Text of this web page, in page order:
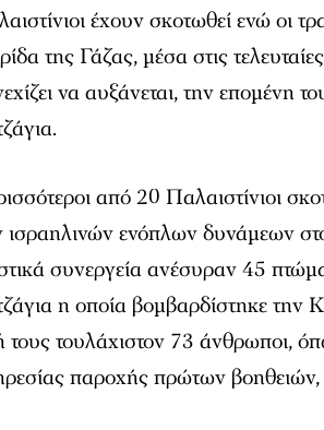
έχουν σκοτωθεί ενώ οι
της Γάζας, μέσα στις
να αυξάνεται, την επομένη
από 20 Παλαιστίνιοι
ισραηλινών ενόπλων δυνάμεων
συνεργεία ανέσυραν 45
η οποία βομβαρδίστηκε
τους τουλάχιστον 73 άνθρωποι,
παροχής πρώτων